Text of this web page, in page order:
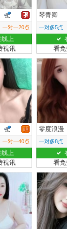
一对一20点
线上
视讯
琴青卿
一对多5点
看
一对一40点
线上
视讯
零度浪漫
一对多8点
看